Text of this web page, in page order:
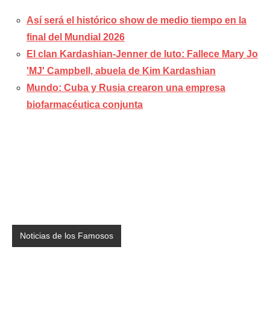
Así será el histórico show de medio tiempo en la
final del Mundial 2026
El clan Kardashian-Jenner de luto: Fallece Mary Jo
'MJ' Campbell, abuela de Kim Kardashian
Mundo: Cuba y Rusia crearon una empresa
biofarmacéutica conjunta
Noticias de los Famosos